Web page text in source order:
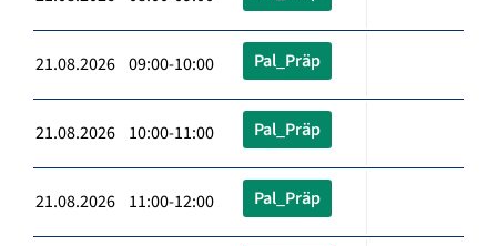
21.08.2026 09:00-10:00 Pal_Präp
21.08.2026 10:00-11:00 Pal_Präp
21.08.2026 11:00-12:00 Pal_Präp